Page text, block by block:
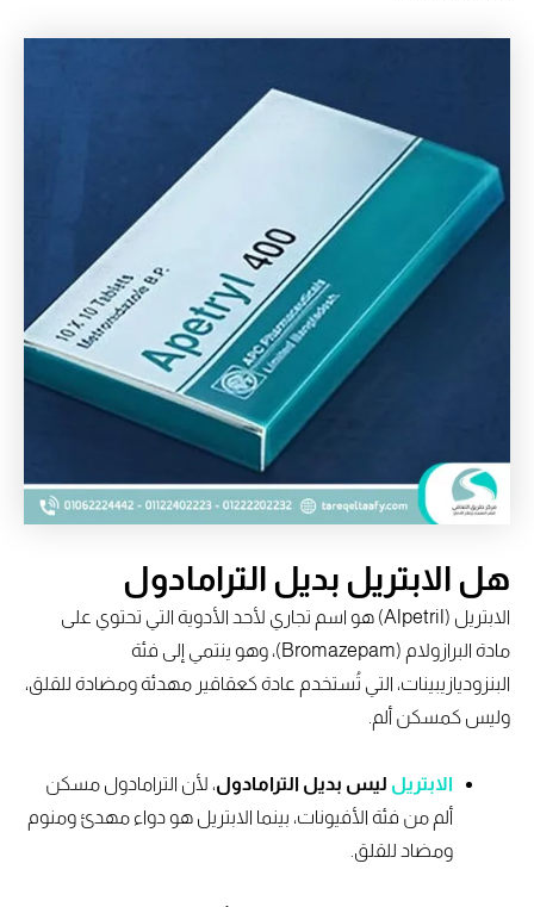
هل الابتريل بديل الترامادول
الابتريل (Alpetril) هو اسم تجاري لأحد الأدوية التي تحتوي على
مادة البرازولام (Bromazepam)، وهو ينتمي إلى فئة
البنزوديازيبينات، التي تُستخدم عادة كعقاقير مهدئة ومضادة للقلق،
وليس كمسكن ألم.
الابتريل ليس بديل الترامادول ، لأن الترامادول مسكن
ألم من فئة الأفيونات، بينما الابتريل هو دواء مهدئ ومنوم
ومضاد للقلق.